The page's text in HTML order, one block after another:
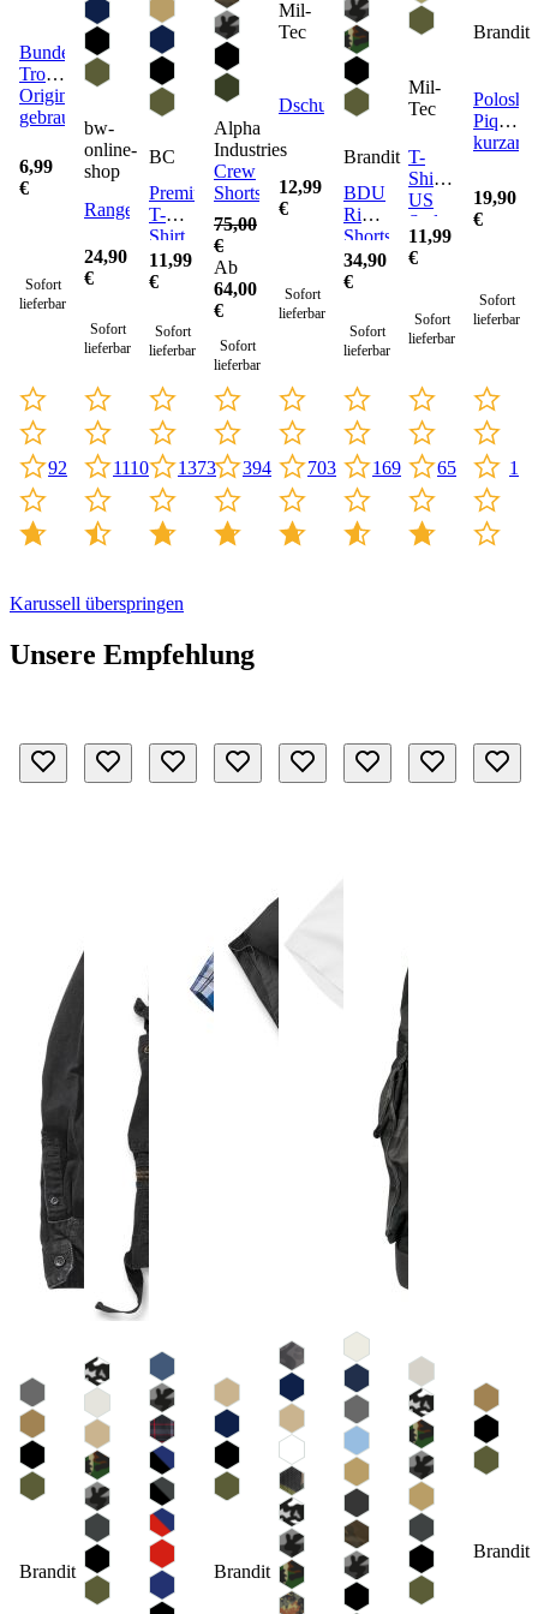
Bundeswehr
Tropenunterhemd
Original
gebraucht
6,99
€
Sofort
lieferbar
92
bw-
online-
shop
Rangerhose
24,90
€
Sofort
lieferbar
1110
BC
Premium
T-
Shirt
11,99
€
Sofort
lieferbar
1373
Alpha
Industries
Crew
Shorts
75,00
€
Ab
64,00
€
Sofort
lieferbar
394
Mil-
Tec
Dschungelhut
12,99
€
Sofort
lieferbar
703
Brandit
BDU
Ripstop
Shorts
34,90
€
Sofort
lieferbar
169
Mil-
Tec
T-
Shirt
US
Style
Cotton
11,99
€
Sofort
lieferbar
65
Brandit
Pique
kurzarm
19,90
€
Sofort
lieferbar
1
Karussell überspringen
Unsere Empfehlung
Brandit Brandit
Brandit